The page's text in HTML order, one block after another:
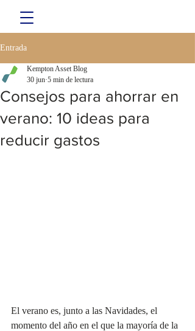
Entrada
Consejos para ahorrar en
verano: 10 ideas para
reducir gastos
Kempton Asset Blog
30 jun 5 min de lectura
El verano es, junto a las Navidades, el
momento del año en el que la mayoría de la